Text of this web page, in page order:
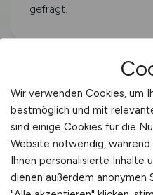
gefragt.
🌳 AGRAR-REGIONEN
Jobs in
Stellenangebote in
Agrarregionen
Wir verwenden Cookies, um
bestmöglich und mit
sind einige Cookies für die
Website notwendig,
Ihnen personalisierte Inhalte
dienen außerdem anonymen